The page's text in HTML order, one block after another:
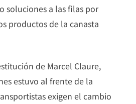
soluciones a las filas por
productos de la canasta
de Marcel Claure,
estuvo al frente de la
exigen el cambio